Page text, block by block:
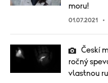
moru!
01.07.2021
ročný
vlastnou